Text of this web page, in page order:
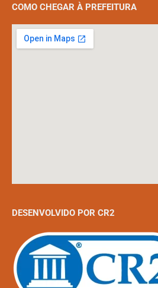
COMO CHEGAR À PREFEITURA
DESENVOLVIDO POR CR2